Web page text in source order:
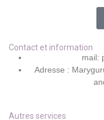
Contact et information
mail:
Adresse :
Autres services